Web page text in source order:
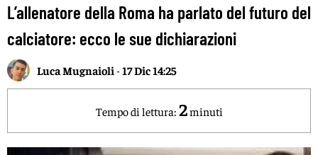
L’allenatore della Roma ha parlato del futuro del
calciatore: ecco le sue dichiarazioni
Luca Mugnaioli -17 Dic 14:25
Tempo di lettura: 2minuti